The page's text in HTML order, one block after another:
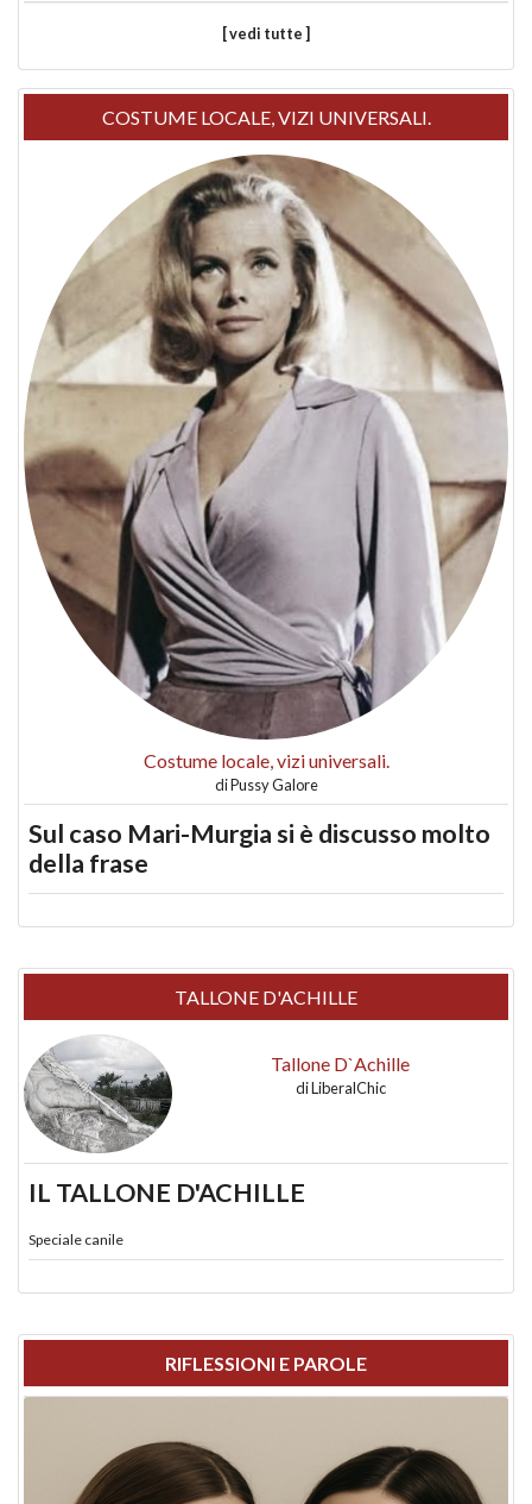
[ vedi tutte ]
COSTUME LOCALE, VIZI UNIVERSALI.
Costume locale, vizi universali.
diPussy Galore
Sul caso Mari-Murgia si è discusso molto
della frase
TALLONE D'ACHILLE
Tallone D`Achille
diLiberalChic
IL TALLONE D'ACHILLE
Speciale canile
RIFLESSIONI E PAROLE